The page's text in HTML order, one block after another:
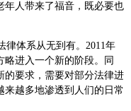
年人带来了福音，既必要也
律体系从无到有。2011年
进入一个新的阶段。同
的要求，需要对部分法律进
越多地渗透到人们的日常